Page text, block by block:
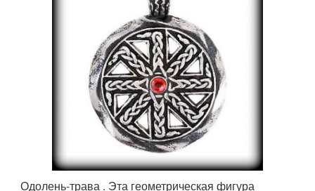
Одолень-трава . Эта геометрическая фигура